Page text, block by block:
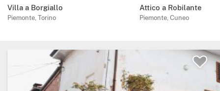
Villa a Borgiallo
Piemonte, Torino
Attico a Robilante
Piemonte, Cuneo